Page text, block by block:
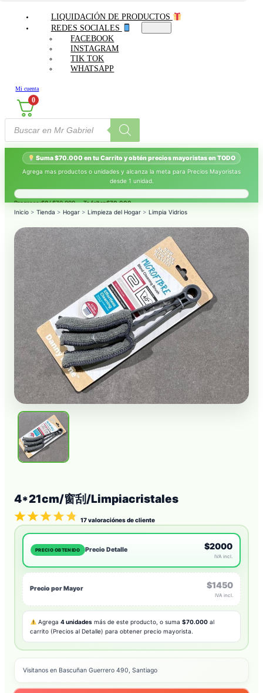
LIQUIDACIÓN DE PRODUCTOS
REDES SOCIALES
FACEBOOK
INSTAGRAM
TIK TOK
WHATSAPP
Mi cuenta
0
Búsqueda
productos
Suma $70.000 en tu Carrito y obtén precios mayoristas en TODO
Agrega mas productos o unidades y alcanza la meta para Precios Mayoristas
desde 1 unidad.
Progreso:$0/ $70.000 — Te faltan$70.000.
Inicio > Tienda > Hogar > Limpieza del Hogar > Limpia Vidrios
4*21cm/窗刮/Limpiacristales
17valoraciónes de cliente
PRECIO OBTENIDO Precio Detalle $2000
IVA incl.
Precio por Mayor $1450
IVA incl.
Agrega4 unidades más de este producto, o suma$70.000 al
carrito (Precios al Detalle) para obtener precio mayorista.
Visitanos en Bascuñan Guerrero 490, Santiago